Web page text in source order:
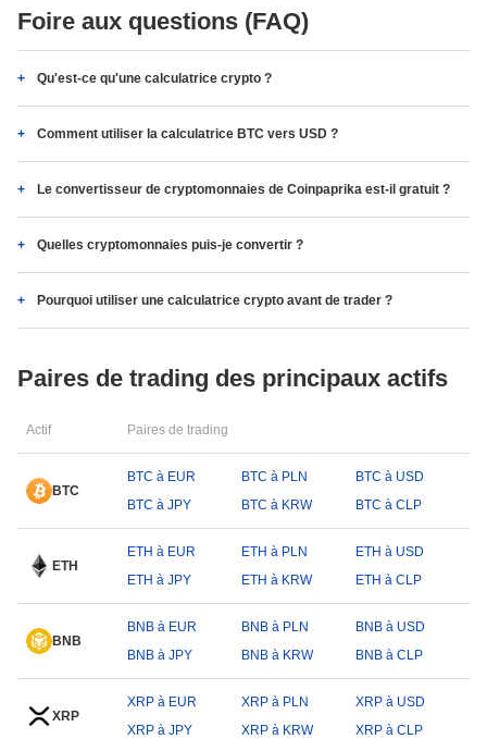
Foire aux questions (FAQ)
Qu'est-ce qu'une calculatrice crypto ?
Comment utiliser la calculatrice BTC vers USD ?
Le convertisseur de cryptomonnaies de Coinpaprika est-il gratuit ?
Quelles cryptomonnaies puis-je convertir ?
Pourquoi utiliser une calculatrice crypto avant de trader ?
Paires de trading des principaux actifs
Actif Paires de trading
BTC
BTC à EUR BTC à PLN
BTC à USD
BTC à JPY
BTC à KRW BTC à CLP
ETH
ETH à EUR ETH à PLN
ETH à USD
ETH à JPY
ETH à KRW ETH à CLP
BNB
BNB à EUR BNB à PLN
BNB à USD
BNB à JPY
BNB à KRW BNB à CLP
XRP
XRP à EUR XRP à PLN
XRP à USD
XRP à JPY
XRP à KRW XRP à CLP